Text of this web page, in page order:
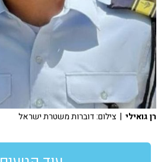
רן גואילי | צילום: דוברות משטרת ישראל